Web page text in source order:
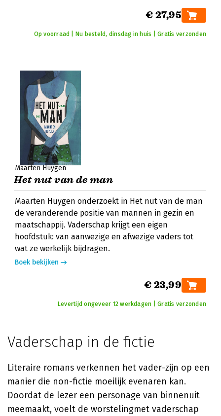
€ 27,95
Op voorraad | Nu besteld, dinsdag in huis | Gratis verzonden
Maarten Huygen
Het nut van de man
Maarten Huygen onderzoekt in Het nut van de man
de veranderende positie van mannen in gezin en
maatschappij. Vaderschap krijgt een eigen
hoofdstuk: van aanwezige en afwezige vaders tot
wat ze werkelijk bijdragen.
Boek bekijken
€ 23,99
Levertijd ongeveer 12 werkdagen | Gratis verzonden
Vaderschap in de fictie
Literaire romans verkennen het vader-zijn op een
manier die non-fictie moeilijk evenaren kan.
Doordat de lezer een personage van binnenuit
meemaakt, voelt de worstelingmet vaderschap